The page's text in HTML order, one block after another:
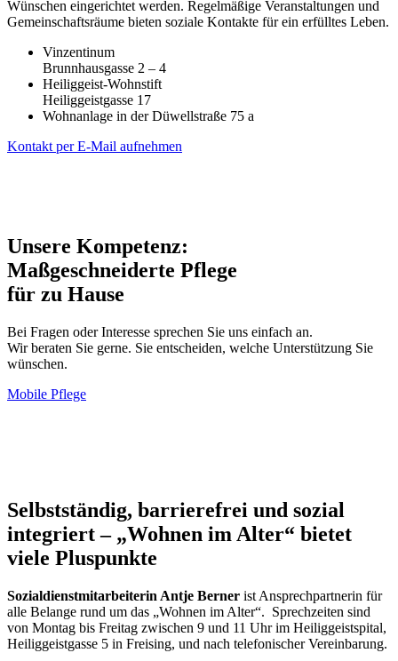
Wünschen eingerichtet werden. Regelmäßige Veran­staltungen und
Gemeinschaftsräume bieten so­ziale Kontakte für ein erfülltes Leben.
Vinzentinum
Brunnhausgasse 2 – 4
Heiliggeist-Wohnstift
Heiliggeistgasse 17
Wohnanlage in der Düwellstraße 75 a
Kontakt per E-Mail aufnehmen
Unsere Kompetenz:
Maßgeschneiderte Pflege
für zu Hause
Bei Fragen oder Interesse sprechen Sie uns einfach an.
Wir beraten Sie gerne. Sie entscheiden, welche Unterstützung Sie
wünschen.
Mobile Pflege
Selbstständig, barrierefrei und sozial
integriert – „Wohnen im Alter“ bietet
viele Pluspunkte
Sozialdienstmitarbeiterin Antje Berner ist Ansprechpartnerin für
alle Belange rund um das „Wohnen im Alter“. Sprechzeiten sind
von Montag bis Freitag zwischen 9 und 11 Uhr im Heiliggeistspital,
Heiliggeistgasse 5 in Freising, und nach telefonischer Vereinbarung.